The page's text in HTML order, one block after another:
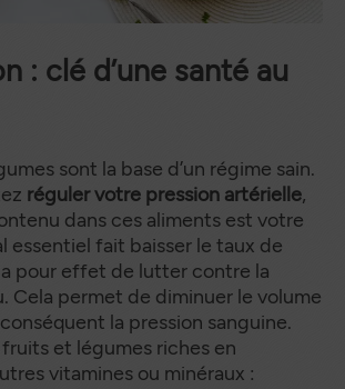
: clé d’une santé au
sont la base d’un régime sain.
réguler votre pression artérielle,
dans ces aliments est votre
essentiel fait baisser le taux de
pour effet de lutter contre la
Cela permet de diminuer le volume
la pression sanguine.
et légumes riches en
vitamines ou minéraux :